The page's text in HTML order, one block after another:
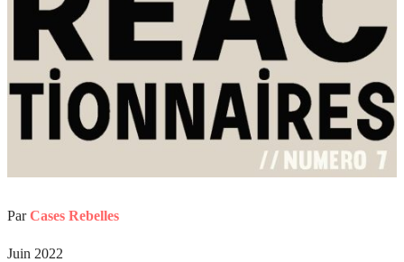
ParCases Rebelles
Juin 2022